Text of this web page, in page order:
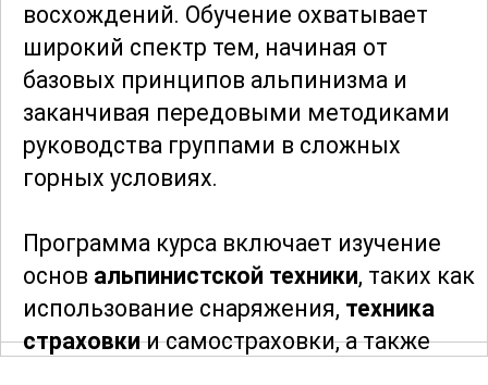
восхождений. Обучение охватывает
широкий спектр тем, начиная от
базовых принципов альпинизма и
заканчивая передовыми методиками
руководства группами в сложных
горных условиях.
Программа курса включает изучение
основ альпинистской техники, таких как
использование снаряжения, техника
страховкии самостраховки, а также